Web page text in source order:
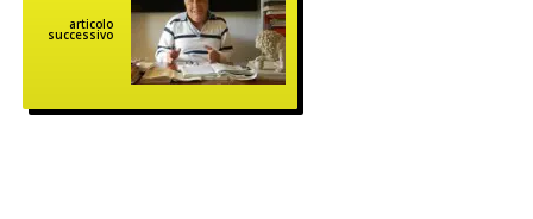
articolo
successivo